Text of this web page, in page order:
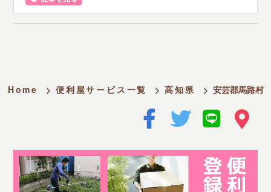
Home > 便利屋サービス一覧 > 高知県 > 安芸郡馬路村